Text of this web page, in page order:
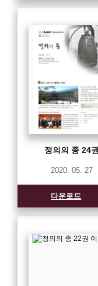
정의의 종 24권
2020. 05. 27
다운로드